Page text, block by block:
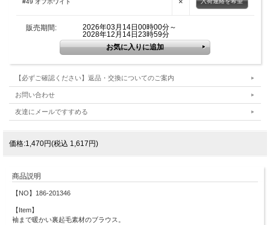
#49 オフホワイト
販売期間:
2026年03月14日00時00分～
2028年12月14日23時59分
【必ずご確認ください】返品・交換についてのご案内
お問い合わせ
友達にメールですすめる
価格:1,470円(税込 1,617円)
商品説明
【NO】186-201346
【Item】
袖まで暖かい裏起毛素材のブラウス。